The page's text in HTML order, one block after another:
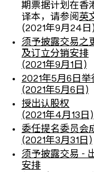
期票据计划在香
译本，请参阅 英
(2021年9月24日)
须予披露交易之
及订立分销安排
(2021年9月1日)
2021年5月6日
(2021年5月6日)
授出认股权
(2021年4月13日)
委任提名委员会
(2021年3月31日)
须予披露交易 -
安排